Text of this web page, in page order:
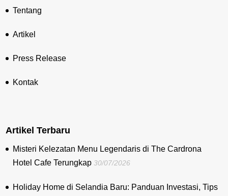
Tentang
Artikel
Press Release
Kontak
Artikel Terbaru
Misteri Kelezatan Menu Legendaris di The Cardrona
Hotel Cafe Terungkap 30/07/2026
Holiday Home di Selandia Baru: Panduan Investasi, Tips